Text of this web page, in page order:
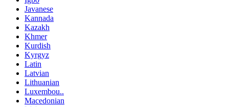
Javanese
Kannada
Kazakh
Khmer
Kurdish
Kyrgyz
Latin
Latvian
Lithuanian
Luxembou..
Macedonian